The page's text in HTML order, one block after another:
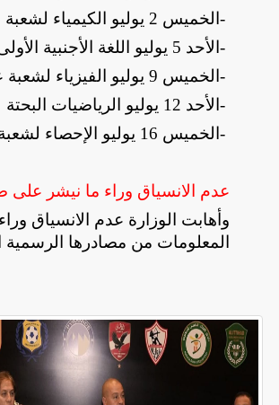
-الخميس 2 يوليو الكيمياء لشعبة علمى والجغرافيا لشعبة أدبى
-الأحد 5 يوليو اللغة الأجنبية الأولى
-الخميس 9 يوليو الفيزياء لشعبة علمى والتاريخ لشعبة أدبى
-الأحد 12 يوليو الرياضيات البحتة
-الخميس 16 يوليو الإحصاء لشعبة أدبى والاحياء لشعبة علمى علوم والرياضيات التطبيقية لشعبة علمى رياضة
عدم الانسياق وراء ما نيشر
وأهابت الوزارة عدم الانسياق
المعلومات من مصادرها الرسمية